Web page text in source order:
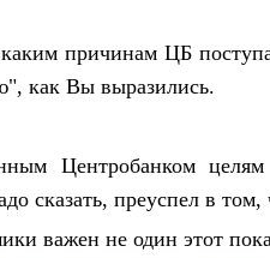
причинам ЦБ
как Вы выразились.
Центробанком
сказать, преуспел в том,
важен не один этот